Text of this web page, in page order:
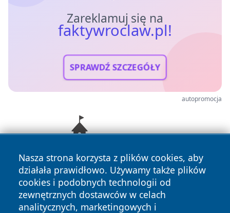
Zareklamuj się na
faktywroclaw.pl!
SPRAWDŹ SZCZEGÓŁY
autopromocja
Nasza strona korzysta z plików cookies, aby
działała prawidłowo. Używamy także plików
cookies i podobnych technologii od
zewnętrznych dostawców w celach
analitycznych, marketingowych i